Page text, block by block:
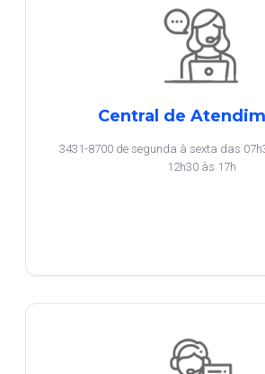
Central de
3431-8700 de segunda à sexta das
12h30 às 17h